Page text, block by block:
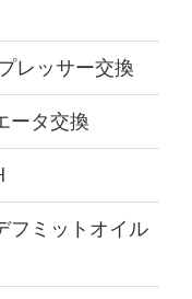
レッサー交換
タ交換
ミットオイル